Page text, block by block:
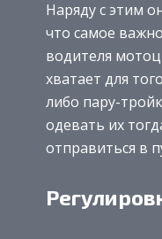
Наряду с этим
что самое
водителя
хватает для
либо пару-
одевать их
отправиться в